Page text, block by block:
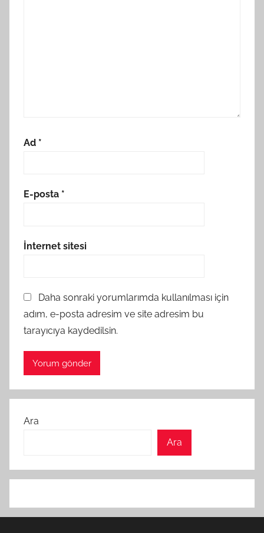
Ad *
E-posta *
İnternet sitesi
Daha sonraki yorumlarımda kullanılması için
adım, e-posta adresim ve site adresim bu
tarayıcıya kaydedilsin.
Ara
Ara